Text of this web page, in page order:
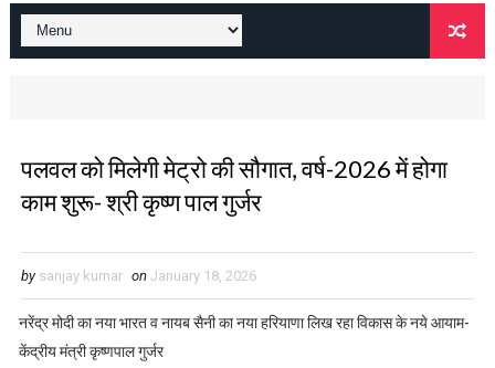
पलवल को मिलेगी मेट्रो की सौगात, वर्ष-2026 में होगा
काम शुरू- श्री कृष्ण पाल गुर्जर
by sanjay kumar on January 18, 2026
नरेंद्र मोदी का नया भारत व नायब सैनी का नया हरियाणा लिख रहा विकास के नये आयाम-
केंद्रीय मंत्री कृष्णपाल गुर्जर